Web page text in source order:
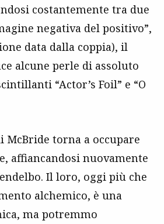
costantemente tra due
negativa del positivo”,
data dalla coppia), il
alcune perle di assoluto
“Actor’s Foil” e “O
McBride torna a occupare
affiancandosi nuovamente
Il loro, oggi più che
alchemico, è una
ma potremmo